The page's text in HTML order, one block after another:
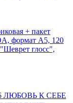
+ пакет
формат А5, 120
глосс",